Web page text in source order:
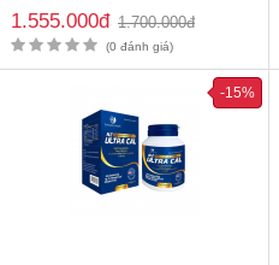
1.555.000đ 1.700.000đ
(0 đánh giá)
-15%